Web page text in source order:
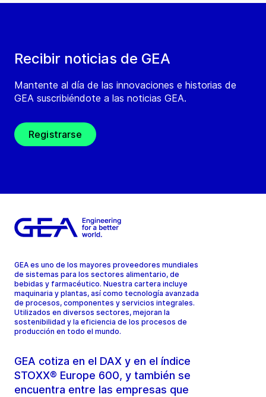
Recibir noticias de GEA
Mantente al día de las innovaciones e historias de
GEA suscribiéndote a las noticias GEA.
Registrarse
GEA es uno de los mayores proveedores mundiales
de sistemas para los sectores alimentario, de
bebidas y farmacéutico. Nuestra cartera incluye
maquinaria y plantas, así como tecnología avanzada
de procesos, componentes y servicios integrales.
Utilizados en diversos sectores, mejoran la
sostenibilidad y la eficiencia de los procesos de
producción en todo el mundo.
GEA cotiza en el DAX y en el índice
STOXX® Europe 600, y también se
encuentra entre las empresas que